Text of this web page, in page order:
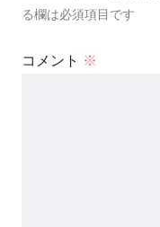
る欄は必須項目です
コメント ※